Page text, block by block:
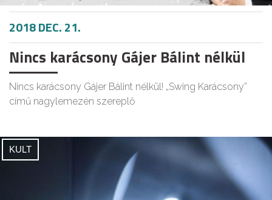
2018 DEC. 21.
Nincs karácsony Gájer Bálint nélkül
Nincs karácsony Gájer Bálint nélkül! „Swing Karácsony”
című nagylemezén szereplő
KULT